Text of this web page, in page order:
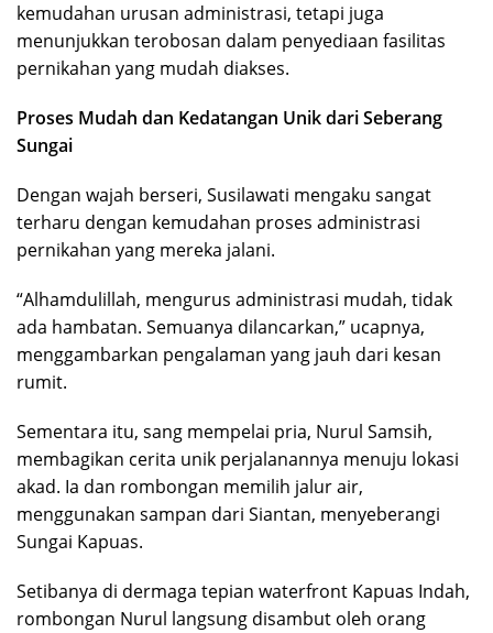
kemudahan urusan administrasi, tetapi juga
menunjukkan terobosan dalam penyediaan fasilitas
pernikahan yang mudah diakses.
Proses Mudah dan Kedatangan Unik dari Seberang
Sungai
Dengan wajah berseri, Susilawati mengaku sangat
terharu dengan kemudahan proses administrasi
pernikahan yang mereka jalani.
“Alhamdulillah, mengurus administrasi mudah, tidak
ada hambatan. Semuanya dilancarkan,” ucapnya,
menggambarkan pengalaman yang jauh dari kesan
rumit.
Sementara itu, sang mempelai pria, Nurul Samsih,
membagikan cerita unik perjalanannya menuju lokasi
akad. Ia dan rombongan memilih jalur air,
menggunakan sampan dari Siantan, menyeberangi
Sungai Kapuas.
Setibanya di dermaga tepian waterfront Kapuas Indah,
rombongan Nurul langsung disambut oleh orang